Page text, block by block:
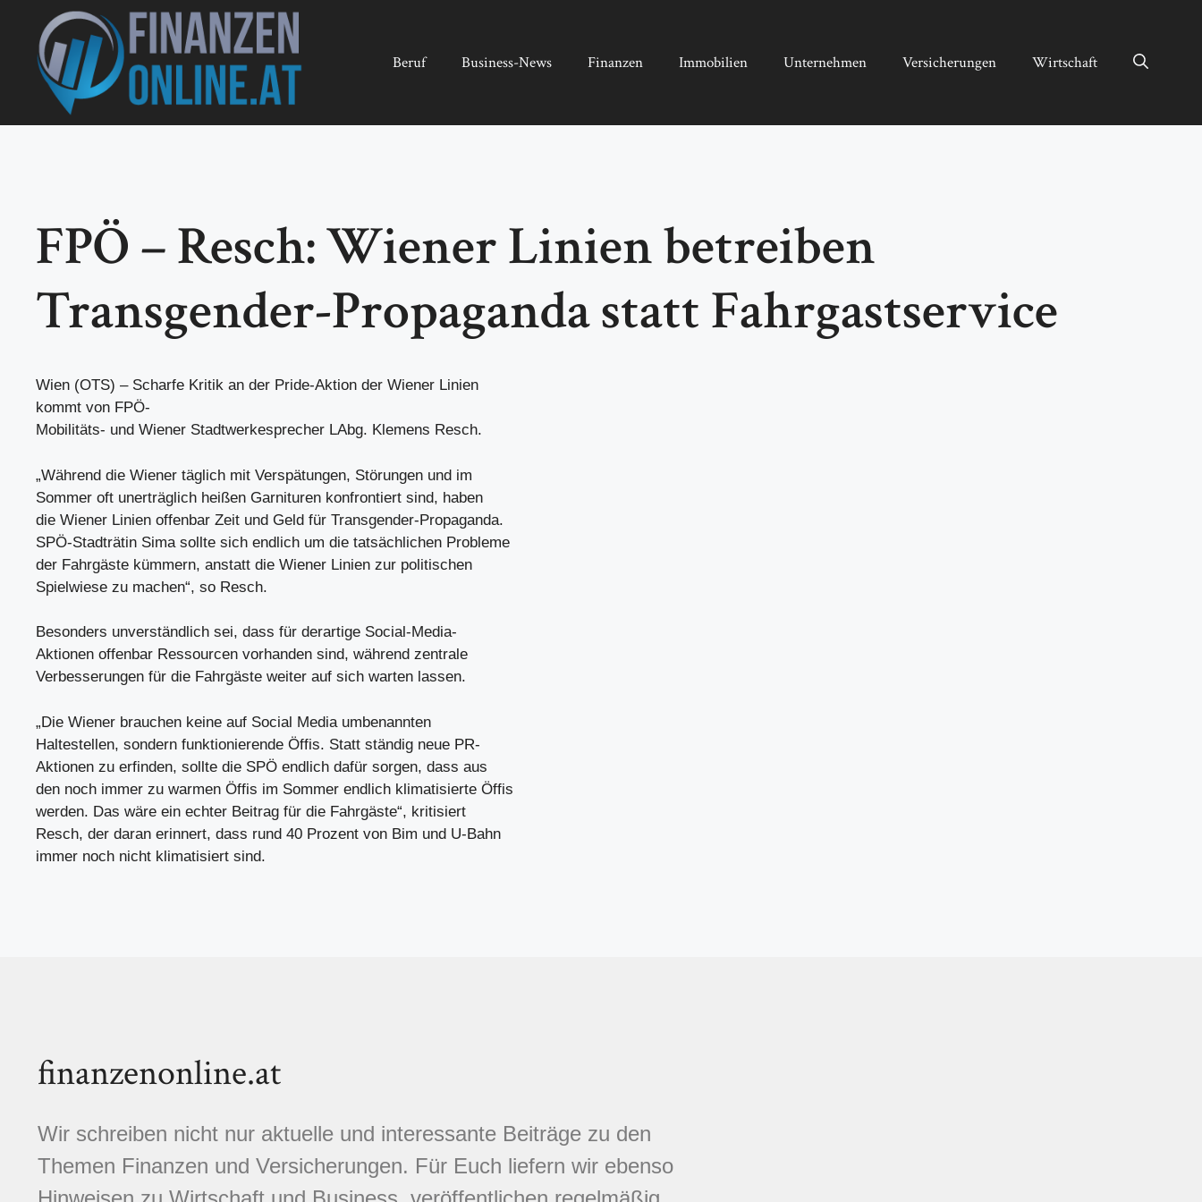
springen
Beruf Business-News Finanzen Immobilien Unternehmen Versicherungen Wirtschaft
FPÖ – Resch: Wiener Linien betreiben
Transgender-Propaganda statt Fahrgastservice
Wien (OTS) – Scharfe Kritik an der Pride-Aktion der Wiener Linien
kommt von FPÖ-
Mobilitäts- und Wiener Stadtwerkesprecher LAbg. Klemens Resch.
„Während die Wiener täglich mit Verspätungen, Störungen und im
Sommer oft unerträglich heißen Garnituren konfrontiert sind, haben
die Wiener Linien offenbar Zeit und Geld für Transgender-Propaganda.
SPÖ-Stadträtin Sima sollte sich endlich um die tatsächlichen Probleme
der Fahrgäste kümmern, anstatt die Wiener Linien zur politischen
Spielwiese zu machen“, so Resch.
Besonders unverständlich sei, dass für derartige Social-Media-
Aktionen offenbar Ressourcen vorhanden sind, während zentrale
Verbesserungen für die Fahrgäste weiter auf sich warten lassen.
„Die Wiener brauchen keine auf Social Media umbenannten
Haltestellen, sondern funktionierende Öffis. Statt ständig neue PR-
Aktionen zu erfinden, sollte die SPÖ endlich dafür sorgen, dass aus
den noch immer zu warmen Öffis im Sommer endlich klimatisierte Öffis
werden. Das wäre ein echter Beitrag für die Fahrgäste“, kritisiert
Resch, der daran erinnert, dass rund 40 Prozent von Bim und U-Bahn
immer noch nicht klimatisiert sind.
finanzenonline.at
Wir schreiben nicht nur aktuelle und interessante Beiträge zu den
Themen Finanzen und Versicherungen. Für Euch liefern wir ebenso